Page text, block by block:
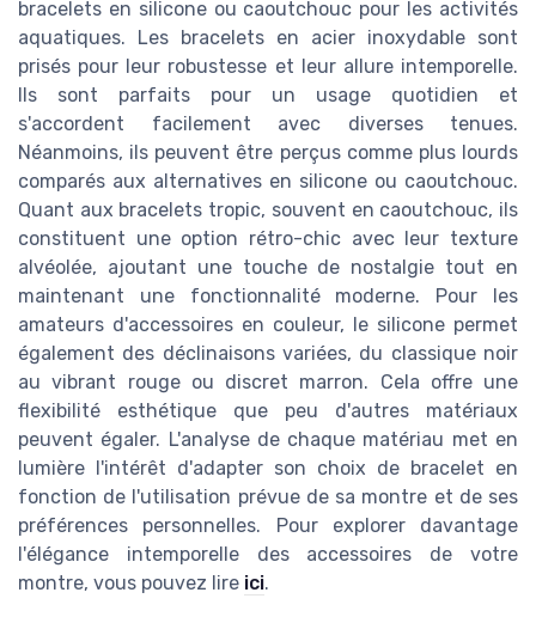
bracelets en silicone ou caoutchouc pour les activités
aquatiques. Les bracelets en acier inoxydable sont
prisés pour leur robustesse et leur allure intemporelle.
Ils sont parfaits pour un usage quotidien et
s'accordent facilement avec diverses tenues.
Néanmoins, ils peuvent être perçus comme plus lourds
comparés aux alternatives en silicone ou caoutchouc.
Quant aux bracelets tropic, souvent en caoutchouc, ils
constituent une option rétro-chic avec leur texture
alvéolée, ajoutant une touche de nostalgie tout en
maintenant une fonctionnalité moderne. Pour les
amateurs d'accessoires en couleur, le silicone permet
également des déclinaisons variées, du classique noir
au vibrant rouge ou discret marron. Cela offre une
flexibilité esthétique que peu d'autres matériaux
peuvent égaler. L'analyse de chaque matériau met en
lumière l'intérêt d'adapter son choix de bracelet en
fonction de l'utilisation prévue de sa montre et de ses
préférences personnelles. Pour explorer davantage
l'élégance intemporelle des accessoires de votre
montre, vous pouvez lire ici.